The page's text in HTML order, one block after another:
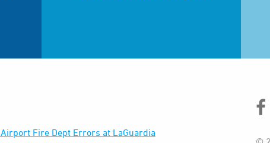
Airport Fire Dept Errors at LaGuardia